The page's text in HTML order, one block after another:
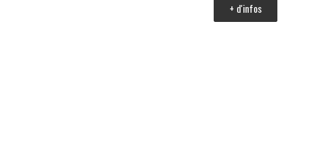
+ d'infos